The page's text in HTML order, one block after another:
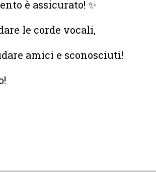
è assicurato! ✨
le corde vocali,
amici e sconosciuti!